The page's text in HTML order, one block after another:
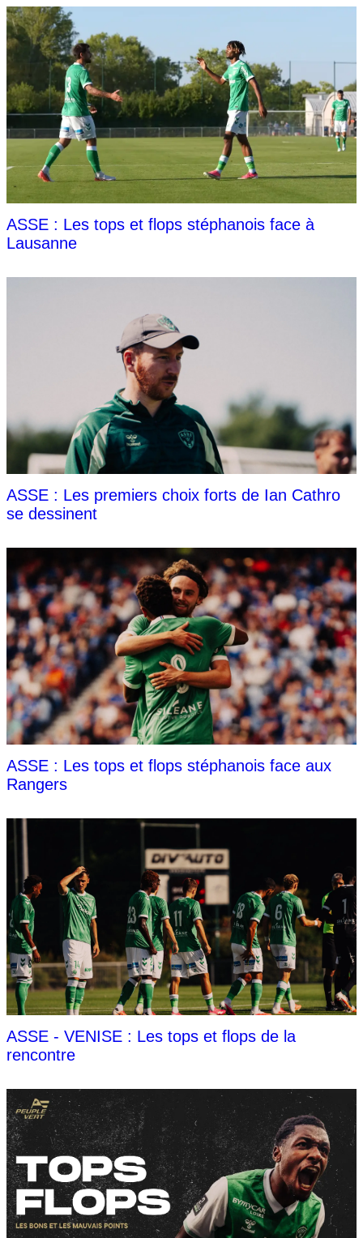
ASSE : Les tops et flops stéphanois face à
Lausanne
ASSE : Les premiers choix forts de Ian Cathro
se dessinent
ASSE : Les tops et flops stéphanois face aux
Rangers
ASSE - VENISE : Les tops et flops de la
rencontre